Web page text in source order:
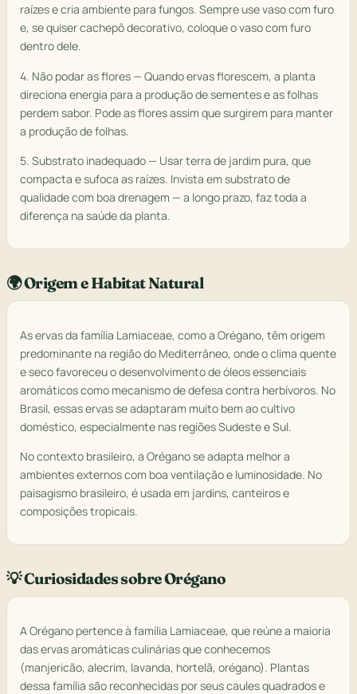
raízes e cria ambiente para fungos. Sempre use vaso com furo
e, se quiser cachepô decorativo, coloque o vaso com furo
dentro dele.
4. Não podar as flores — Quando ervas florescem, a planta
direciona energia para a produção de sementes e as folhas
perdem sabor. Pode as flores assim que surgirem para manter
a produção de folhas.
5. Substrato inadequado — Usar terra de jardim pura, que
compacta e sufoca as raízes. Invista em substrato de
qualidade com boa drenagem — a longo prazo, faz toda a
diferença na saúde da planta.
🌍 Origem e Habitat Natural
As ervas da família Lamiaceae, como a Orégano, têm origem
predominante na região do Mediterrâneo, onde o clima quente
e seco favoreceu o desenvolvimento de óleos essenciais
aromáticos como mecanismo de defesa contra herbívoros. No
Brasil, essas ervas se adaptaram muito bem ao cultivo
doméstico, especialmente nas regiões Sudeste e Sul.
No contexto brasileiro, a Orégano se adapta melhor a
ambientes externos com boa ventilação e luminosidade. No
paisagismo brasileiro, é usada em jardins, canteiros e
composições tropicais.
💡 Curiosidades sobre Orégano
A Orégano pertence à família Lamiaceae, que reúne a maioria
das ervas aromáticas culinárias que conhecemos
(manjericão, alecrim, lavanda, hortelã, orégano). Plantas
dessa família são reconhecidas por seus caules quadrados e